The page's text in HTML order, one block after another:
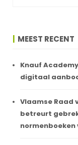
MEEST RECENT
Knauf
digitaal
Vlaamse Raad
betreurt